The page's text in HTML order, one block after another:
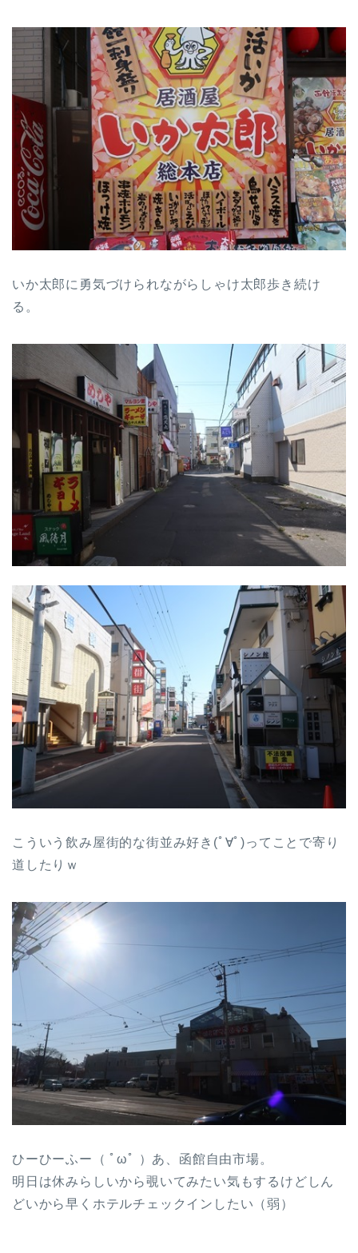
いか太郎に勇気づけられながらしゃけ太郎歩き続け
る。
こういう飲み屋街的な街並み好き(ﾟ∀ﾟ)ってことで寄り
道したりｗ
ひーひーふー（ ﾟωﾟ ）あ、函館自由市場。
明日は休みらしいから覗いてみたい気もするけどしん
どいから早くホテルチェックインしたい（弱）